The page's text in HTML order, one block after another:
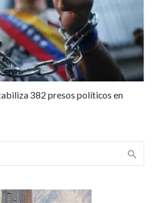
382 presos políticos en